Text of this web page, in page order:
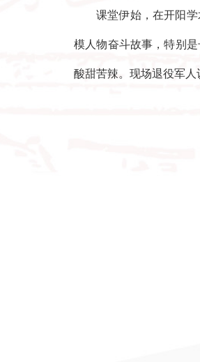
课堂伊始，在开阳
模人物奋斗故事，特别
酸甜苦辣。现场退役军人